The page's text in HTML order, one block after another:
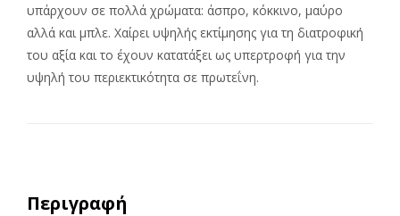
υπάρχουν σε πολλά χρώματα: άσπρο, κόκκινο, μαύρο
αλλά και μπλε. Χαίρει υψηλής εκτίμησης για τη διατροφική
του αξία και το έχουν κατατάξει ως υπερτροφή για την
υψηλή του περιεκτικότητα σε πρωτεΐνη.
Περιγραφή